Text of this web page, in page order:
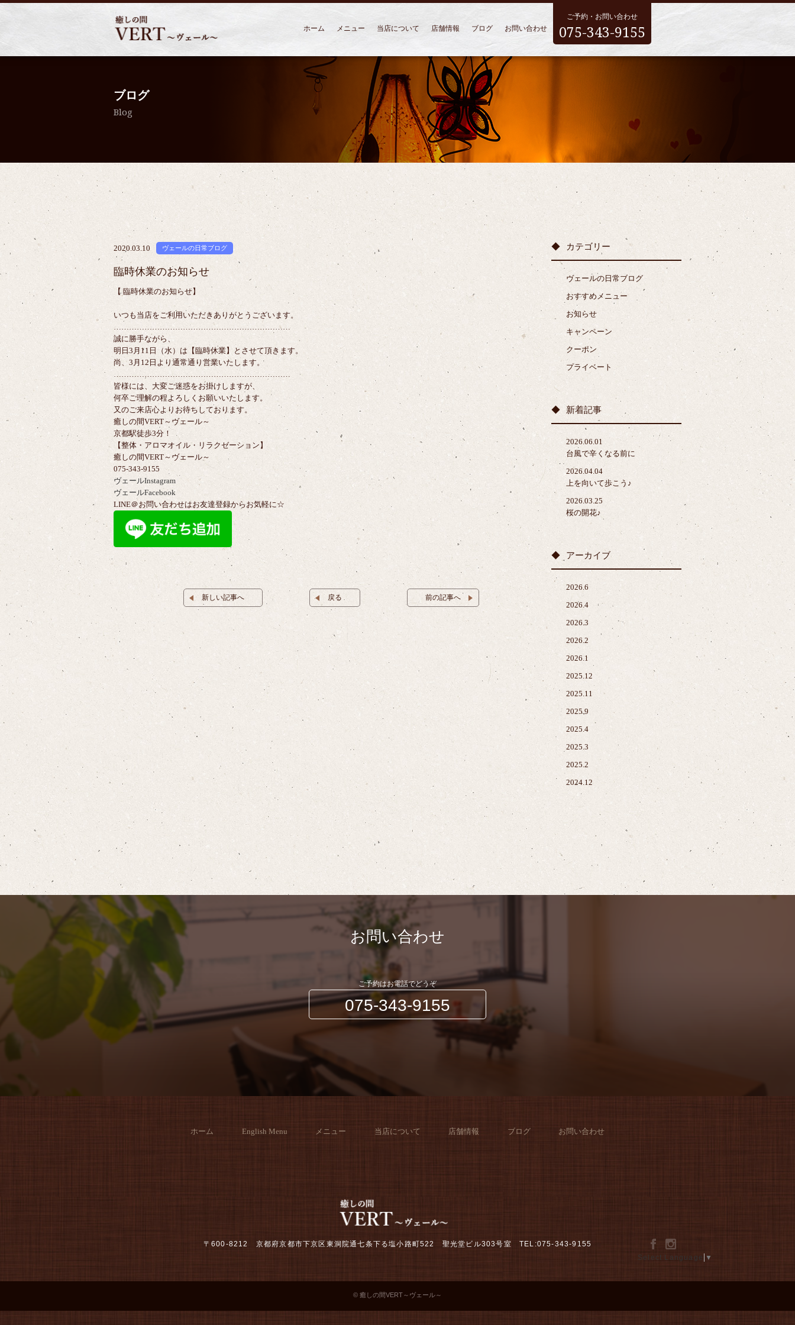
ホーム メニュー 当店について 店舗情報 ブログ お問い合わせ
ご予約・お問い合わせ
075-343-9155
ブログ
Blog
2020.03.10 ヴェールの日常ブログ
臨時休業のお知らせ
【 臨時休業のお知らせ】
いつも当店をご利用いただきありがとうございます。
……………………………………………………………
誠に勝手ながら、
明日3月11日（水）は【臨時休業】とさせて頂きます。
尚、3月12日より通常通り営業いたします。
……………………………………………………………
皆様には、大変ご迷惑をお掛けしますが、
何卒ご理解の程よろしくお願いいたします。
又のご来店心よりお待ちしております。
癒しの間VERT～ヴェール～
京都駅徒歩3分！
【整体・アロマオイル・リラクゼーション】
癒しの間VERT～ヴェール～
075-343-9155
ヴェールInstagram
ヴェールFacebook
LINE＠お問い合わせはお友達登録からお気軽に☆
新しい記事へ 戻る 前の記事へ
カテゴリー
ヴェールの日常ブログ
おすすめメニュー
お知らせ
キャンペーン
クーポン
プライベート
新着記事
2026.06.01
台風で辛くなる前に
2026.04.04
上を向いて歩こう♪
2026.03.25
桜の開花♪
アーカイブ
2026.6
2026.4
2026.3
2026.2
2026.1
2025.12
2025.11
2025.9
2025.4
2025.3
2025.2
2024.12
お問い合わせ
ご予約はお電話でどうぞ
075-343-9155
ホーム English Menu メニュー 当店について 店舗情報 ブログ お問い合わせ
〒600-8212 京都府京都市下京区東洞院通七条下る塩小路町522 聖光堂ビル303号室 TEL:075-343-9155
Select Language ▼
© 癒しの間VERT～ヴェール～